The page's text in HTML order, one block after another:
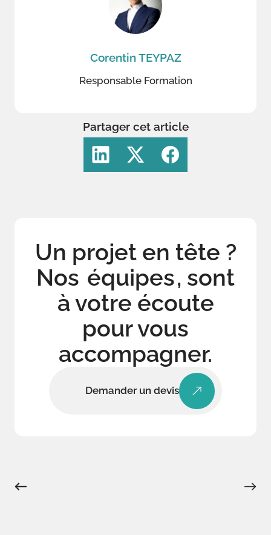
Corentin TEYPAZ
Responsable Formation
Partager cet article
Un projet en tête ?
Nos équipes, sont
à votre écoute
pour vous
accompagner.
Demander un devis